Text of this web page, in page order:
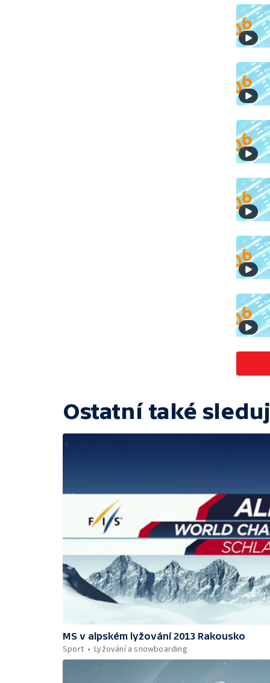
Ostatní také
MS v alpském lyžování 2013 Rakousko
Sport
Lyžování a snowboarding